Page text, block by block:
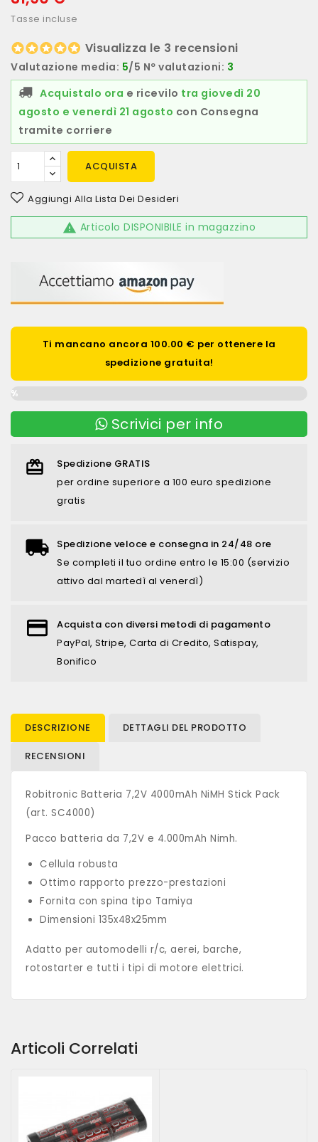
Tasse incluse
Visualizza le 3 recensioni
Valutazione media: 5/5 Nº valutazioni: 3
Acquistalo ora e ricevilo tra giovedì 20
agosto e venerdì 21 agosto con Consegna
tramite corriere
ACQUISTA
Aggiungi Alla Lista Dei Desideri
 Articolo DISPONIBILE in magazzino
Ti mancano ancora 100.00 € per ottenere la
spedizione gratuita!
0%
Scrivici per info
Spedizione GRATIS
per ordine superiore a 100 euro spedizione
gratis
Spedizione veloce e consegna in 24/48 ore
Se completi il tuo ordine entro le 15:00 (servizio
attivo dal martedì al venerdì)
Acquista con diversi metodi di pagamento
PayPal, Stripe, Carta di Credito, Satispay,
Bonifico
DESCRIZIONE DETTAGLI DEL PRODOTTO
RECENSIONI
Robitronic Batteria 7,2V 4000mAh NiMH Stick Pack
(art. SC4000)
Pacco batteria da 7,2V e 4.000mAh Nimh.
Cellula robusta
Ottimo rapporto prezzo-prestazioni
Fornita con spina tipo Tamiya
Dimensioni 135x48x25mm
Adatto per automodelli r/c, aerei, barche,
rotostarter e tutti i tipi di motore elettrici.
Articoli Correlati